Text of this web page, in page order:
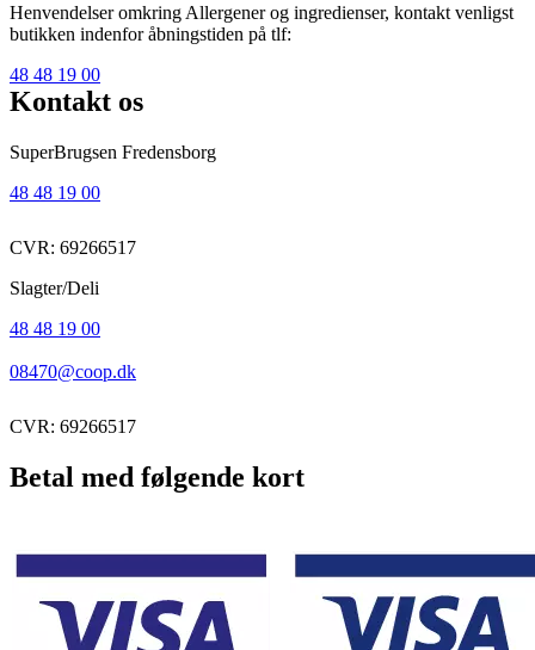
Henvendelser omkring Allergener og ingredienser, kontakt venligst
butikken indenfor åbningstiden på tlf:
48 48 19 00
Kontakt os
SuperBrugsen Fredensborg
48 48 19 00
CVR: 69266517
Slagter/Deli
48 48 19 00
08470@coop.dk
CVR: 69266517
Betal med følgende kort